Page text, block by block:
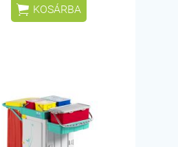
 KOSÁRBA